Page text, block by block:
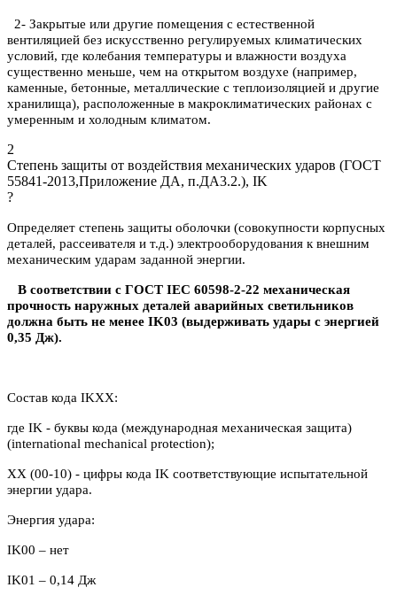
2- Закрытые или другие помещения с естественной
вентиляцией без искусственно регулируемых климатических
условий, где колебания температуры и влажности воздуха
существенно меньше, чем на открытом воздухе (например,
каменные, бетонные, металлические с теплоизоляцией и другие
хранилища), расположенные в макроклиматических районах с
умеренным и холодным климатом.
2
Степень защиты от воздействия механических ударов (ГОСТ
55841-2013,Приложение ДА, п.ДА3.2.), IK
?
Определяет степень защиты оболочки (совокупности корпусных
деталей, рассеивателя и т.д.) электрооборудования к внешним
механическим ударам заданной энергии.
В соответствии с ГОСТ IEC 60598-2-22 механическая
прочность наружных деталей аварийных светильников
должна быть не менее IK03 (выдерживать удары с энергией
0,35 Дж).
Состав кода IKXX:
где IK - буквы кода (международная механическая защита)
(international mechanical protection);
XX (00-10) - цифры кода IK соответствующие испытательной
энергии удара.
Энергия удара:
IK00 – нет
IK01 – 0,14 Дж